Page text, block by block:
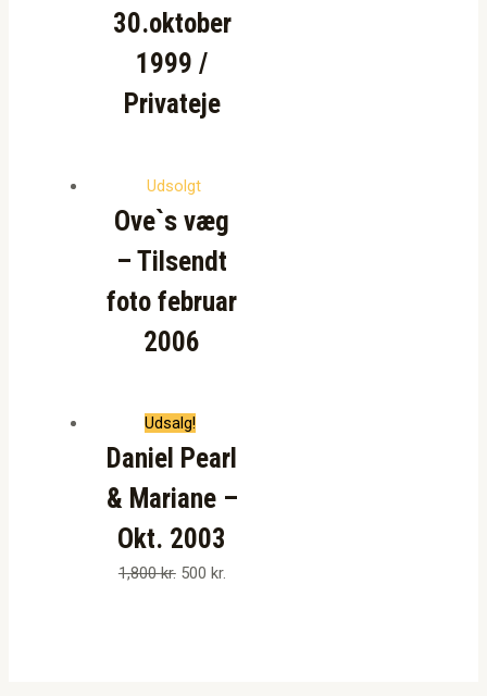
30.oktober
1999 /
Privateje
Udsolgt
Ove`s væg
– Tilsendt
foto februar
2006
Udsalg!
Daniel Pearl
& Mariane –
Okt. 2003
1,800kr. 500 kr.